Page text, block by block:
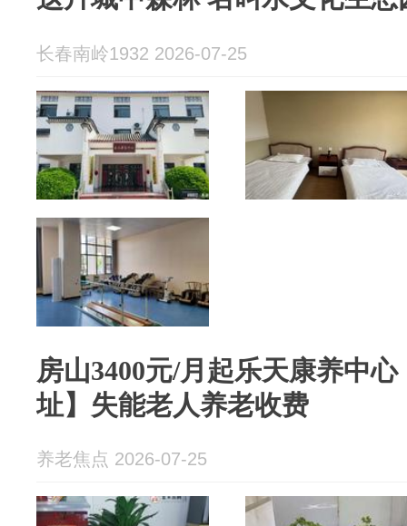
长春南岭1932 2026-07-25
房山3400元/月起乐天康养中
址】失能老人养老收费
养老焦点 2026-07-25